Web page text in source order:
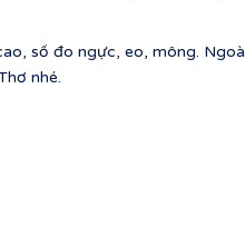
số đo ngực, eo, mông.
nhé.